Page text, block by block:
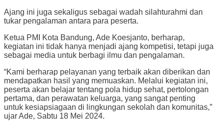
Ajang ini juga sekaligus sebagai wadah silahturahmi dan
tukar pengalaman antara para peserta.
Ketua PMI Kota Bandung, Ade Koesjanto, berharap,
kegiatan ini tidak hanya menjadi ajang kompetisi, tetapi juga
sebagai media untuk berbagi ilmu dan pengalaman.
“Kami berharap pelayanan yang terbaik akan diberikan dan
mendapatkan hasil yang memuaskan. Melalui kegiatan ini,
peserta akan belajar tentang pola hidup sehat, pertolongan
pertama, dan perawatan keluarga, yang sangat penting
untuk kesiapsiagaan di lingkungan sekolah dan komunitas,”
ujar Ade, Sabtu 18 Mei 2024.